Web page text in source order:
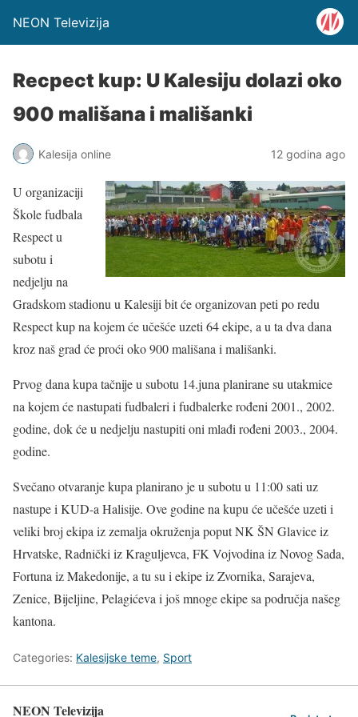
NEON Televizija
Recpect kup: U Kalesiju dolazi oko
900 mališana i mališanki
Kalesija online 12 godina ago
U organizaciji
Škole fudbala
Respect u
subotu i
nedjelju na
Gradskom stadionu u Kalesiji bit će organizovan peti po redu
Respect kup na kojem će učešće uzeti 64 ekipe, a u ta dva dana
kroz naš grad će proći oko 900 mališana i mališanki.
Prvog dana kupa tačnije u subotu 14.juna planirane su utakmice
na kojem će nastupati fudbaleri i fudbalerke rođeni 2001., 2002.
godine, dok će u nedjelju nastupiti oni mlađi rođeni 2003., 2004.
godine.
Svečano otvaranje kupa planirano je u subotu u 11:00 sati uz
nastupe i KUD-a Halisije. Ove godine na kupu će učešće uzeti i
veliki broj ekipa iz zemalja okruženja poput NK ŠN Glavice iz
Hrvatske, Radnički iz Kraguljevca, FK Vojvodina iz Novog Sada,
Fortuna iz Makedonije, a tu su i ekipe iz Zvornika, Sarajeva,
Zenice, Bijeljine, Pelagićeva i još mnoge ekipe sa područja našeg
kantona.
Categories: Kalesijske teme, Sport
NEON Televizija